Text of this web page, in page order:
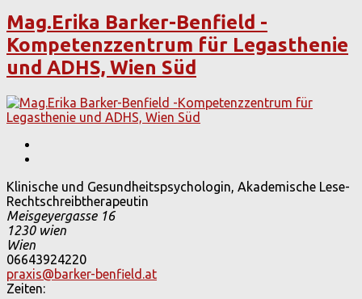
Mag.Erika Barker-Benfield -
Kompetenzzentrum für Legasthenie
und ADHS, Wien Süd
Klinische und Gesundheitspsychologin, Akademische Lese-
Rechtschreibtherapeutin
Meisgeyergasse 16
1230wien
Wien
06643924220
praxis@barker-benfield.at
Zeiten: